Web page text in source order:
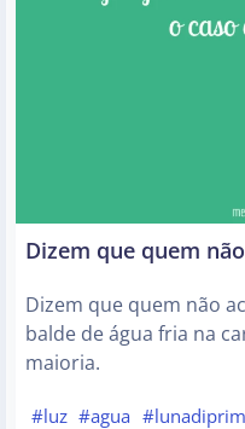
Dizem que quem
Dizem que quem não
balde de água fria na
maioria.
#luz #agua